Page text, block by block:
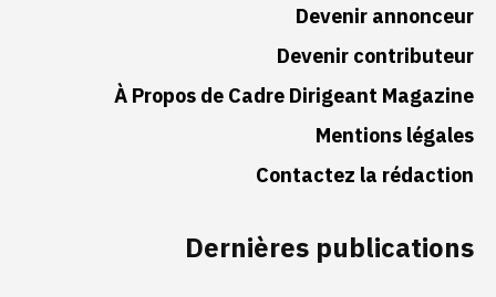
Devenir annonceur
Devenir contributeur
À Propos de Cadre Dirigeant Magazine
Mentions légales
Contactez la rédaction
Dernières publications